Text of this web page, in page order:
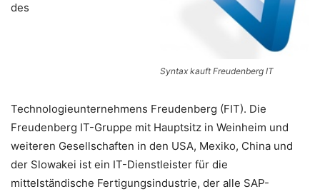
Syntax kauft Freudenberg IT
des
Technologieunternehmens Freudenberg (FIT). Die
Freudenberg IT-Gruppe mit Hauptsitz in Weinheim und
weiteren Gesellschaften in den USA, Mexiko, China und
der Slowakei ist ein IT-Dienstleister für die
mittelständische Fertigungsindustrie, der alle SAP-